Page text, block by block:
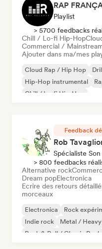
Playlist
> 5700 feedbacks
Chill / Lo-fi Hip-Hop
Commercial /
Ajouter dans ma/mes
Cloud Rap / Hip Hop
Hip-Hop instrumental
Chill / Lo-fi Hip-Hop
Feedback
Rob
Spécialiste Son
> 800 feedbacks
Alternative rock
Dream popElectronica
Ecrire des retours
morceaux
Electronica Rock
Indie rock
Metal /
Rock & Roll / Classic Rock